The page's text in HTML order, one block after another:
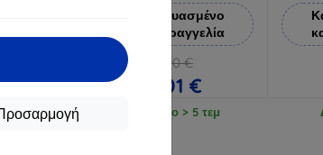
τεμ
Κατασκευασμένο
κατά παραγγελία
18,90 €
17,01 €
Διαθέσιμο > 5 τεμ